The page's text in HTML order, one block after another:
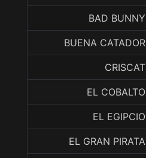
BAD BUNNY
BUENA CATADOR
CRISCAT
EL COBALTO
EL EGIPCIO
EL GRAN PIRATA